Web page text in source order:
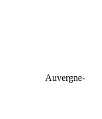
Auvergne-